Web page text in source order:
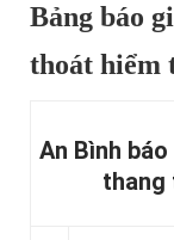
Bảng báo
thoát hiểm
An Bình
thang